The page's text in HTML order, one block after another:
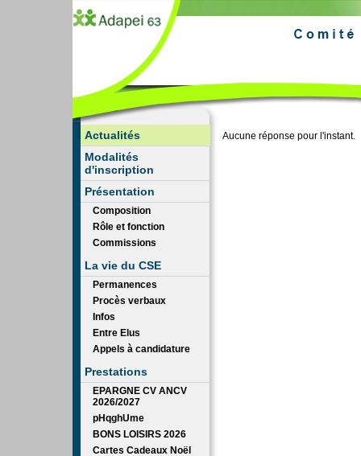
Actualités
Modalités
d'inscription
Présentation
Composition
Rôle et fonction
Commissions
La vie du CSE
Permanences
Procès verbaux
Infos
Entre Elus
Appels à candidature
Prestations
EPARGNE CV ANCV
2026/2027
pHqghUme
BONS LOISIRS 2026
Cartes Cadeaux Noël
Aucune réponse pour l'instant.